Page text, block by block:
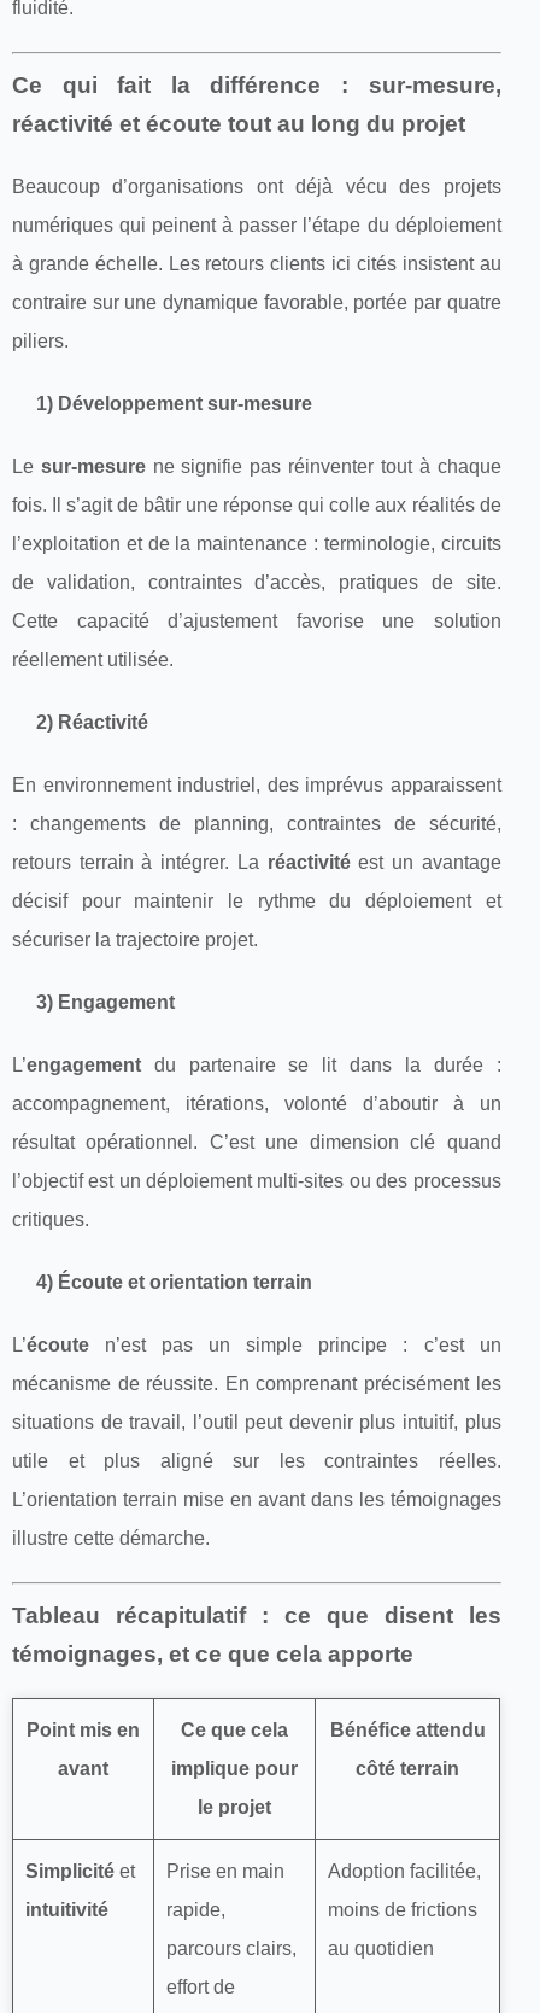
fluidité.
Ce qui fait la différence : sur-mesure,
réactivité et écoute tout au long du projet
Beaucoup d’organisations ont déjà vécu des projets
numériques qui peinent à passer l’étape du déploiement
à grande échelle. Les retours clients ici cités insistent au
contraire sur une dynamique favorable, portée par quatre
piliers.
1) Développement sur-mesure
Le sur-mesurene signifie pas réinventer tout à chaque
fois. Il s’agit de bâtir une réponse qui colle aux réalités de
l’exploitation et de la maintenance : terminologie, circuits
de validation, contraintes d’accès, pratiques de site.
Cette capacité d’ajustement favorise une solution
réellement utilisée.
2) Réactivité
En environnement industriel, des imprévus apparaissent
: changements de planning, contraintes de sécurité,
retours terrain à intégrer. La réactivitéest un avantage
décisif pour maintenir le rythme du déploiement et
sécuriser la trajectoire projet.
3) Engagement
L’engagement du partenaire se lit dans la durée :
accompagnement, itérations, volonté d’aboutir à un
résultat opérationnel. C’est une dimension clé quand
l’objectif est un déploiement multi-sites ou des processus
critiques.
4) Écoute et orientation terrain
L’écoute n’est pas un simple principe : c’est un
mécanisme de réussite. En comprenant précisément les
situations de travail, l’outil peut devenir plus intuitif, plus
utile et plus aligné sur les contraintes réelles.
L’orientation terrain mise en avant dans les témoignages
illustre cette démarche.
Tableau récapitulatif : ce que disent les
témoignages, et ce que cela apporte
Point mis en
avant
Ce que cela
implique pour
le projet
Bénéfice attendu
côté terrain
Simplicité et
intuitivité
Prise en main
rapide,
parcours clairs,
effort de
Adoption facilitée,
moins de frictions
au quotidien